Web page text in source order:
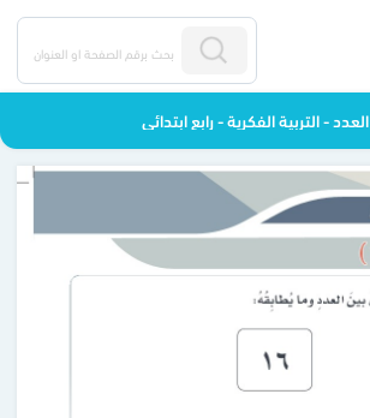
العدد - التربية الفكرية - رابع ابتدائي